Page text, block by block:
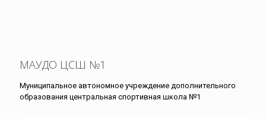
МАУДО ЦСШ №1
Муниципальное автономное учреждение дополнительного
образования центральная спортивная школа №1